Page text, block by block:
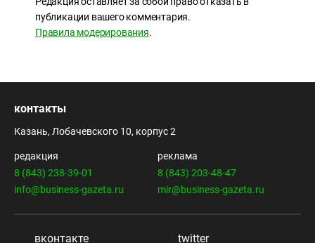
публикации вашего комментария.
Правила модерирования.
контакты
Казань, Лобачевского 10, корпус 2
редакция
8 (843) 238-39-01
info@business-gazeta.ru
реклама
8 (843) 203-48-47
mir@business-gazeta.ru
вконтакте twitter